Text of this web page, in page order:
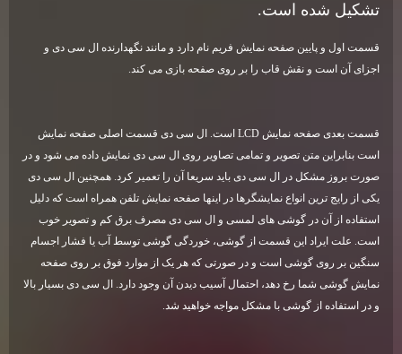
تشکیل شده است.
قسمت اول و پایین صفحه نمایش فریم نام دارد و مانند نگهدارنده ال سی دی و
اجزای آن است و نقش قاب را بر روی صفحه بازی می کند.
قسمت بعدی صفحه نمایشLCDاست. ال سی دی قسمت اصلی صفحه نمایش
است بنابراین متن تصویر و تمامی تصاویر روی ال سی دی نمایش داده می شود و در
صورت بروز مشکل در ال سی دی باید سریعا آن را تعمیر کرد. همچنین ال سی دی
یکی از رایج ترین انواع نمایشگرها در اینها صفحه نمایش تلفن همراه است که دلیل
استفاده از آن در گوشی های لمسی و ال سی دی مصرف برق کم و تصویر خوب
است. علت ایراد این قسمت از گوشی، خوردگی گوشی توسط آب یا فشار اجسام
سنگین بر روی گوشی است و در صورتی که هر یک از موارد فوق بر روی صفحه
نمایش گوشی شما رخ دهد، احتمال آسیب دیدن آن وجود دارد. ال سی دی بسیار بالا
و در استفاده از گوشی با مشکل مواجه خواهید شد.